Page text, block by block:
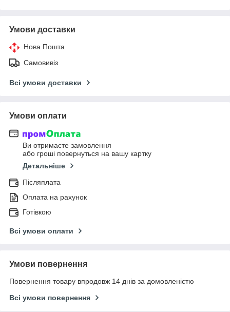
Умови доставки
Нова Пошта
Самовивіз
Всі умови доставки
Умови оплати
Ви отримаєте замовлення
або гроші повернуться на вашу картку
Детальніше
Післяплата
Оплата на рахунок
Готівкою
Всі умови оплати
Умови повернення
Повернення товару впродовж 14 днів за домовленістю
Всі умови повернення